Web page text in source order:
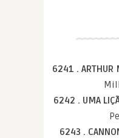
6241 . ARTHUR
6242 . UMA
6243 .